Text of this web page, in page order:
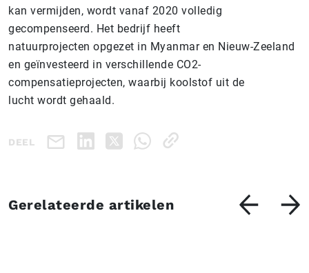
kan vermijden, wordt vanaf 2020 volledig
gecompenseerd. Het bedrijf heeft
natuurprojecten opgezet in Myanmar en Nieuw-Zeeland
en geïnvesteerd in verschillende CO2-
compensatieprojecten, waarbij koolstof uit de
lucht wordt gehaald.
DEEL
Gerelateerde artikelen